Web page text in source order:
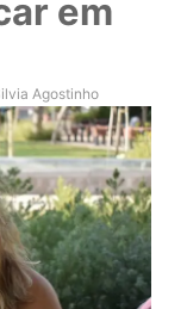
em
Agostinho